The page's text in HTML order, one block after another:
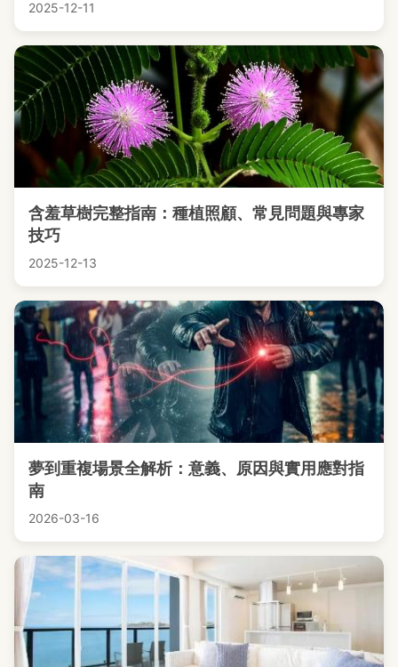
2025-12-11
含羞草樹完整指南：種植照顧、常見問題與專家
技巧
2025-12-13
夢到重複場景全解析：意義、原因與實用應對指
南
2026-03-16